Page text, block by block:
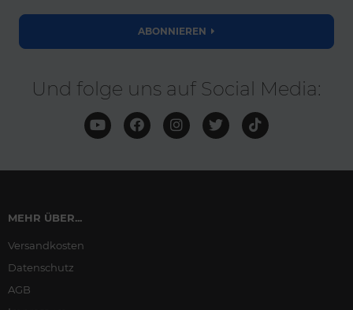
ABONNIEREN
Und folge uns auf Social Media:
MEHR ÜBER...
Versandkosten
Datenschutz
AGB